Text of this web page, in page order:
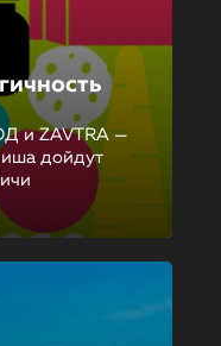
и ZAVTRA —
дойдут